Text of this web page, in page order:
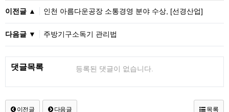
이전글 ▲ 인천 아름다운공장 소통경영 분야 수상, [선경산업]
다음글 ▼ 주방기구소독기 관리법
댓글목록 등록된 댓글이 없습니다.
이전글 다음글 목록